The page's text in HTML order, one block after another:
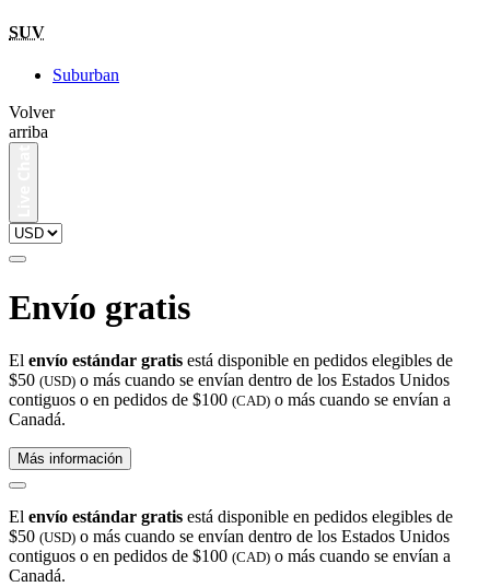
SUV
Suburban
Volver
arriba
Envío gratis
El envío estándar gratis está disponible en pedidos elegibles de
$50 (USD) o más cuando se envían dentro de los Estados Unidos
contiguos o en pedidos de $100 (CAD) o más cuando se envían a
Canadá.
Más información
El envío estándar gratis está disponible en pedidos elegibles de
$50 (USD) o más cuando se envían dentro de los Estados Unidos
contiguos o en pedidos de $100 (CAD) o más cuando se envían a
Canadá.